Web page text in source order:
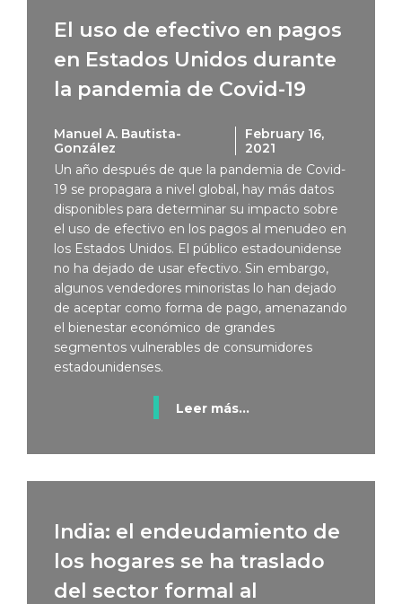
El uso de efectivo en pagos
en Estados Unidos durante
la pandemia de Covid-19
Manuel A. Bautista-
González
February 16,
2021
Un año después de que la pandemia de Covid-
19 se propagara a nivel global, hay más datos
disponibles para determinar su impacto sobre
el uso de efectivo en los pagos al menudeo en
los Estados Unidos. El público estadounidense
no ha dejado de usar efectivo. Sin embargo,
algunos vendedores minoristas lo han dejado
de aceptar como forma de pago, amenazando
el bienestar económico de grandes
segmentos vulnerables de consumidores
estadounidenses.
Leer más...
India: el endeudamiento de
los hogares se ha traslado
del sector formal al